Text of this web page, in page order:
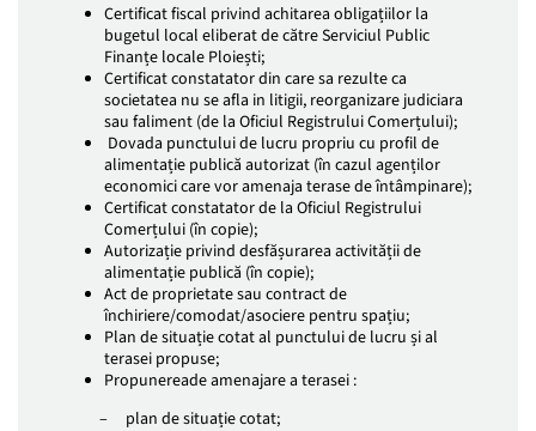
Certificat fiscal privind achitarea obligațiilor la
bugetul local eliberat de către Serviciul Public
Finanțe locale Ploiești;
Certificat constatator din care sa rezulte ca
societatea nu se afla in litigii, reorganizare judiciara
sau faliment (de la Oficiul Registrului Comerțului);
Dovada punctului de lucru propriu cu profil de
alimentație publică autorizat (în cazul agenților
economici care vor amenaja terase de întâmpinare);
Certificat constatator de la Oficiul Registrului
Comerțului (în copie);
Autorizație privind desfășurarea activității de
alimentație publică (în copie);
Act de proprietate sau contract de
închiriere/comodat/asociere pentru spațiu;
Plan de situație cotat al punctului de lucru și al
terasei propuse;
Propunereade amenajare a terasei :
– plan de situație cotat;